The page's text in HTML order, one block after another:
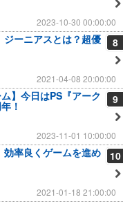
2023-10-30 00:00:00
8
ジーニアスとは？超優
2021-04-08 20:00:00
9
】今日はPS『アーク
！
2023-11-01 10:00:00
10
効率良くゲームを進め
2021-01-18 21:00:00